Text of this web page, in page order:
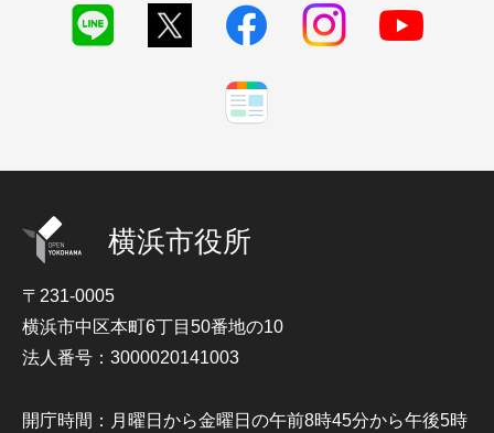
横浜市役所
〒231-0005
横浜市中区本町6丁目50番地の10
法人番号：3000020141003
開庁時間：月曜日から金曜日の午前8時45分から午後5時